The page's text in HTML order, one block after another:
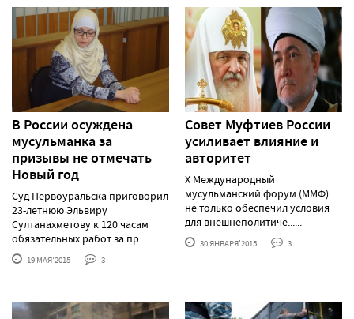
В России осуждена
мусульманка за
призывы не отмечать
Новый год
Суд Первоуральска приговорил
23-летнюю Эльвиру
Султанахметову к 120 часам
обязательных работ за пр......
19 МАЯ'2015 3
Совет Муфтиев России
усиливает влияние и
авторитет
X Международный
мусульманский форум (ММФ)
не только обеспечил условия
для внешнеполитиче......
30 ЯНВАРЯ'2015 3